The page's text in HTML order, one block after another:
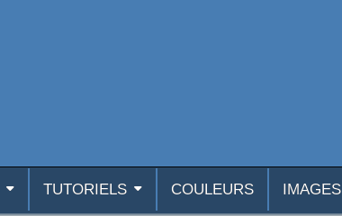
TUTORIELS COULEURS IMAGES